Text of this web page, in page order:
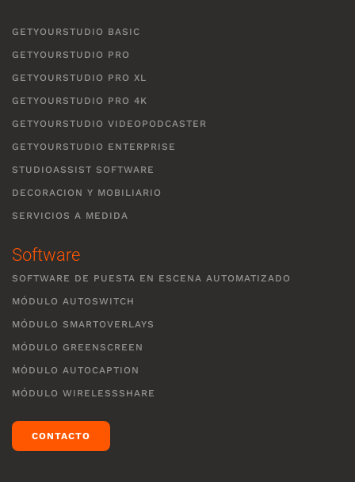
GETYOURSTUDIO BASIC
GETYOURSTUDIO PRO
GETYOURSTUDIO PRO XL
GETYOURSTUDIO PRO 4K
GETYOURSTUDIO VIDEOPODCASTER
GETYOURSTUDIO ENTERPRISE
STUDIOASSIST SOFTWARE
DECORACION Y MOBILIARIO
SERVICIOS A MEDIDA
Software
SOFTWARE DE PUESTA EN ESCENA AUTOMATIZADO
MÓDULO AUTOSWITCH
MÓDULO SMARTOVERLAYS
MÓDULO GREENSCREEN
MÓDULO AUTOCAPTION
MÓDULO WIRELESSSHARE
CONTACTO